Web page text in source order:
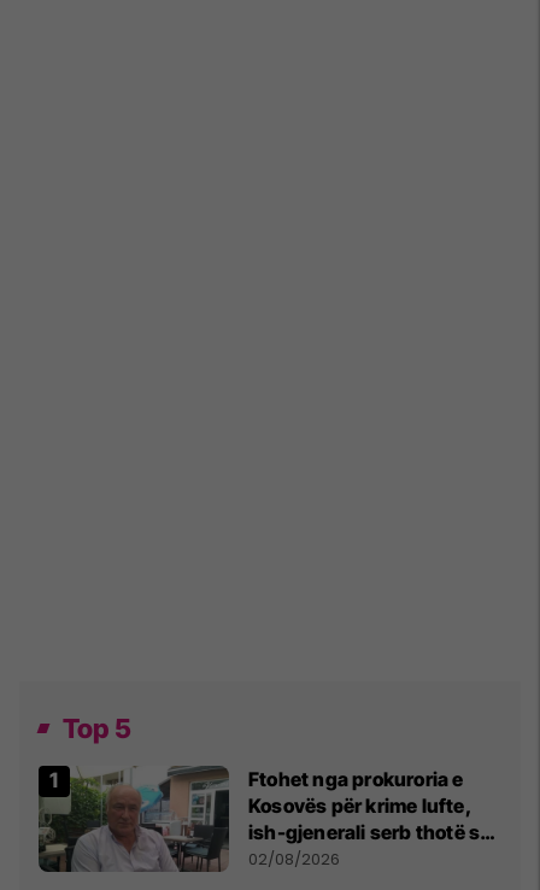
Top 5
Ftohet nga prokuroria e
Kosovës për krime lufte,
ish-gjenerali serb thotë se
dikush e tradhtoi në
02/08/2026